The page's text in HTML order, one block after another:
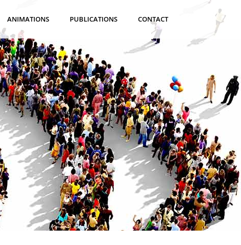
ANIMATIONS PUBLICATIONS CONTACT